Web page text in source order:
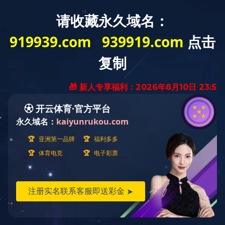
华体会(中
国)Huatihui·官方网
站
新闻动态
国